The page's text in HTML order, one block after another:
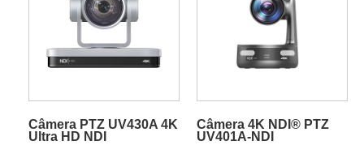
Câmera PTZ UV430A 4K
Ultra HD NDI
Câmera 4K NDI® PTZ
UV401A-NDI